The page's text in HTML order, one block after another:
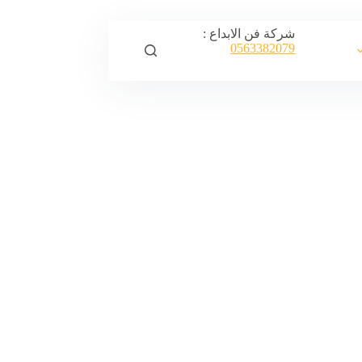
شركة فن الابداع :
0563382079